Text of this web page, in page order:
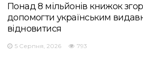
Понад 8 мільйонів книжок
допомогти українським
відновитися
5 Серпня, 2026 793